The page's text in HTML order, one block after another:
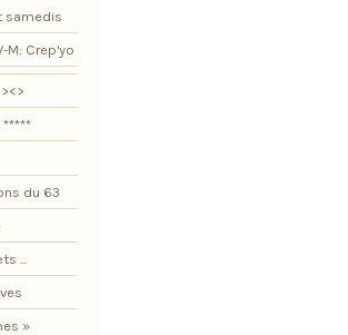
samedis
M: Crep'yo
*****
du 63
...
»